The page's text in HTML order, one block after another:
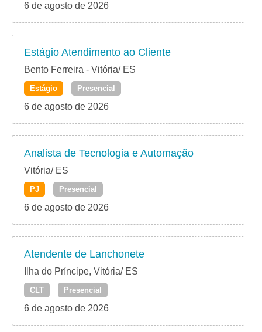
6 de agosto de 2026
Estágio Atendimento ao Cliente
Bento Ferreira - Vitória/ ES
Estágio Presencial
6 de agosto de 2026
Analista de Tecnologia e Automação
Vitória/ ES
PJ Presencial
6 de agosto de 2026
Atendente de Lanchonete
Ilha do Príncipe, Vitória/ ES
CLT Presencial
6 de agosto de 2026